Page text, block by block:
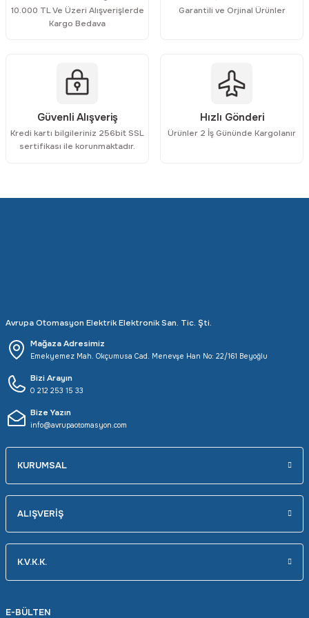
10.000 TL Ve Üzeri Alışverişlerde
Kargo Bedava
Garantili ve Orjinal Ürünler
Güvenli Alışveriş
Kredi kartı bilgileriniz 256bit SSL
sertifikası ile korunmaktadır.
Hızlı Gönderi
Ürünler 2 İş Gününde Kargolanır
Avrupa Otomasyon Elektrik Elektronik San. Tic. Şti.
Mağaza Adresimiz
Emekyemez Mah. Okçumusa Cad. Menevşe Han No: 22/161 Beyoğlu
Bizi Arayın
0 212 253 15 33
Bize Yazın
info@avrupaotomasyon.com
KURUMSAL
ALIŞVERİŞ
K.V.K.K.
E-BÜLTEN